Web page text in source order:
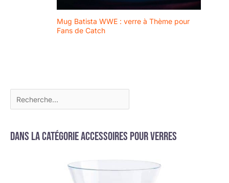
Mug Batista WWE : verre à Thème pour
Fans de Catch
Dans la catégorie Accessoires pour verres